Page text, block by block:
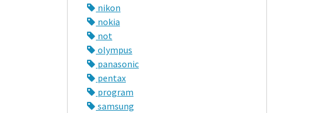
nikon
nokia
not
olympus
panasonic
pentax
program
samsung